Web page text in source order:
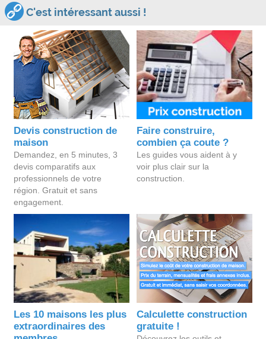
C'est intéressant aussi !
Devis construction de
maison
Demandez, en 5 minutes, 3
devis comparatifs aux
professionnels de votre
région. Gratuit et sans
engagement.
Faire construire,
combien ça coute ?
Les guides vous aident à y
voir plus clair sur la
construction.
Les 10 maisons les plus
extraordinaires des
Calculette construction
gratuite !